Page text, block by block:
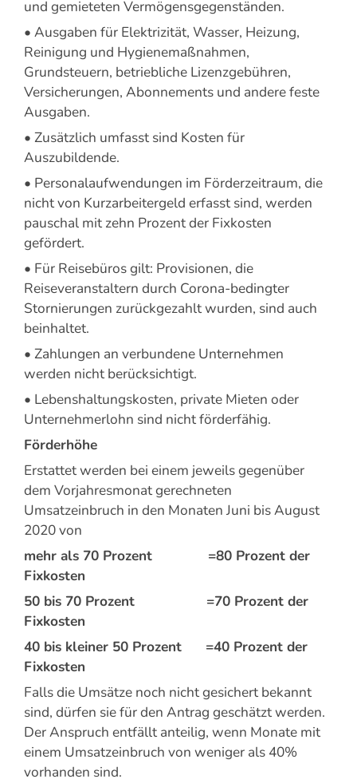
und gemieteten Vermögensgegenständen.
• Ausgaben für Elektrizität, Wasser, Heizung,
Reinigung und Hygienemaßnahmen,
Grundsteuern, betriebliche Lizenzgebühren,
Versicherungen, Abonnements und andere feste
Ausgaben.
• Zusätzlich umfasst sind Kosten für
Auszubildende.
• Personalaufwendungen im Förderzeitraum, die
nicht von Kurzarbeitergeld erfasst sind, werden
pauschal mit zehn Prozent der Fixkosten
gefördert.
• Für Reisebüros gilt: Provisionen, die
Reiseveranstaltern durch Corona-bedingter
Stornierungen zurückgezahlt wurden, sind auch
beinhaltet.
• Zahlungen an verbundene Unternehmen
werden nicht berücksichtigt.
• Lebenshaltungskosten, private Mieten oder
Unternehmerlohn sind nicht förderfähig.
Förderhöhe
Erstattet werden bei einem jeweils gegenüber
dem Vorjahresmonat gerechneten
Umsatzeinbruch in den Monaten Juni bis August
2020 von
mehr als 70 Prozent =80 Prozent der
Fixkosten
50 bis 70 Prozent =70 Prozent der
Fixkosten
40 bis kleiner 50 Prozent =40 Prozent der
Fixkosten
Falls die Umsätze noch nicht gesichert bekannt
sind, dürfen sie für den Antrag geschätzt werden.
Der Anspruch entfällt anteilig, wenn Monate mit
einem Umsatzeinbruch von weniger als 40%
vorhanden sind.